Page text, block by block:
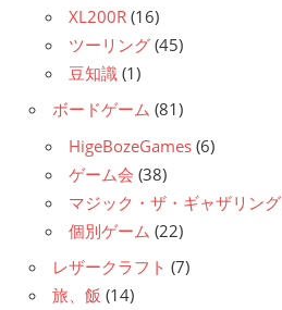
XL200R (16)
ツーリング (45)
豆知識 (1)
ボードゲーム (81)
HigeBozeGames (6)
ゲーム会 (38)
マジック・ザ・ギャザリング
個別ゲーム (22)
レザークラフト (7)
旅、飯 (14)